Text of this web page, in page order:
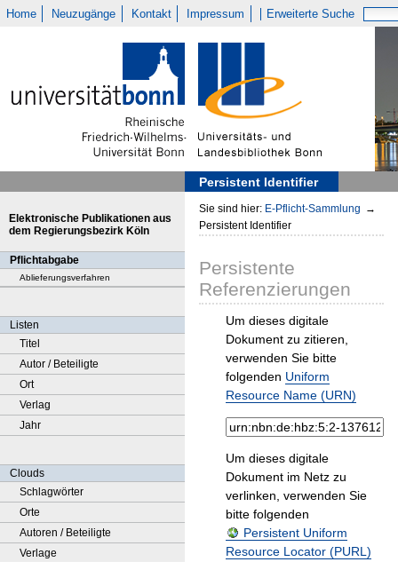
Home Neuzugänge Kontakt Impressum Erweiterte Suche
Persistent Identifier
Elektronische Publikationen aus
dem Regierungsbezirk Köln
Pflichtabgabe
Ablieferungsverfahren
Listen
Titel
Autor / Beteiligte
Ort
Verlag
Jahr
Clouds
Schlagwörter
Orte
Autoren / Beteiligte
Verlage
Sie sind hier: E-Pflicht-Sammlung →
Persistent Identifier
Persistente
Referenzierungen
Um dieses digitale
Dokument zu zitieren,
verwenden Sie bitte
folgenden Uniform
Resource Name (URN)
Um dieses digitale
Dokument im Netz zu
verlinken, verwenden Sie
bitte folgenden
Persistent Uniform
Resource Locator (PURL)